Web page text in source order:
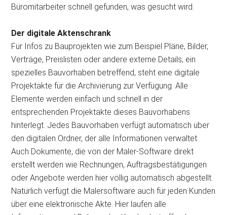
Büromitarbeiter schnell gefunden, was gesucht wird.
Der digitale Aktenschrank
Für Infos zu Bauprojekten wie zum Beispiel Pläne, Bilder,
Verträge, Preislisten oder andere externe Details, ein
spezielles Bauvorhaben betreffend, steht eine digitale
Projektakte für die Archivierung zur Verfügung. Alle
Elemente werden einfach und schnell in der
entsprechenden Projektakte dieses Bauvorhabens
hinterlegt. Jedes Bauvorhaben verfügt automatisch über
den digitalen Ordner, der alle Informationen verwaltet.
Auch Dokumente, die von der Maler-Software direkt
erstellt werden wie Rechnungen, Auftragsbestätigungen
oder Angebote werden hier völlig automatisch abgestellt.
Natürlich verfügt die Malersoftware auch für jeden Kunden
über eine elektronische Akte. Hier laufen alle